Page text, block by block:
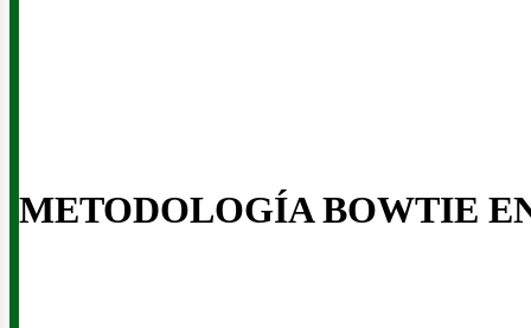
METODOLOGÍA BOWTIE